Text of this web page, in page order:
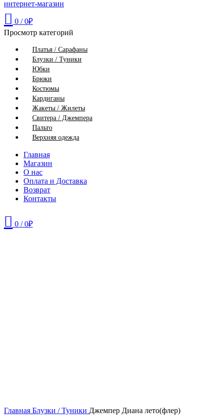
0 / 0₽
Просмотр категорий
Платья / Сарафаны
Блузки / Туники
Юбки
Брюки
Костюмы
Кардиганы
Жакеты / Жилеты
Свитера / Джемпера
Пальто
Верхняя одежда
Главная
Магазин
О нас
Оплата и Доставка
Возврат
Контакты
0 / 0₽
Главная Блузки / Туники Джемпер Диана лето(флер)